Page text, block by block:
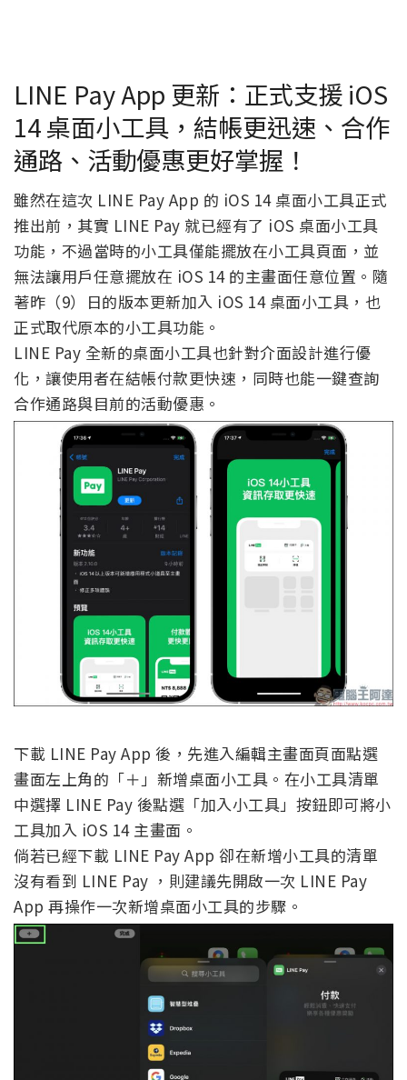
LINE Pay App 更新：正式支援 iOS
14 桌面小工具，結帳更迅速、合作
通路、活動優惠更好掌握！
雖然在這次 LINE Pay App 的 iOS 14 桌面小工具正式
推出前，其實 LINE Pay 就已經有了 iOS 桌面小工具
功能，不過當時的小工具僅能擺放在小工具頁面，並
無法讓用戶任意擺放在 iOS 14 的主畫面任意位置。隨
著昨（9）日的版本更新加入 iOS 14 桌面小工具，也
正式取代原本的小工具功能。
LINE Pay 全新的桌面小工具也針對介面設計進行優
化，讓使用者在結帳付款更快速，同時也能一鍵查詢
合作通路與目前的活動優惠。
下載 LINE Pay App 後，先進入編輯主畫面頁面點選
畫面左上角的「＋」新增桌面小工具。在小工具清單
中選擇 LINE Pay 後點選「加入小工具」按鈕即可將小
工具加入 iOS 14 主畫面。
倘若已經下載 LINE Pay App 卻在新增小工具的清單
沒有看到 LINE Pay ，則建議先開啟一次 LINE Pay
App 再操作一次新增桌面小工具的步驟。